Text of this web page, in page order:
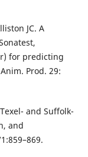
JC. A
for predicting
Prod. 29:
and Suffolk-
and